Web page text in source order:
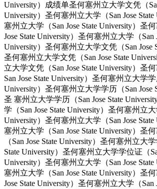
University）成绩单圣何塞州立大学文凭（
University）圣何塞州立大学（San Jose
塞州立大学（San Jose State University）圣
Jose State University）圣何塞州立大学（San
University）圣何塞州立大学文凭（San Jose
圣何塞州立大学文凭（San Jose State
立大学文凭（San Jose State University）圣
San Jose State University）圣何塞州立大学学
University）圣何塞州立大学学历（San Jose
圣 塞州立大学学历（San Jose State
学（San Jose State University）圣何塞州立大
University）圣何塞州立大学（San Jose
塞州立大学（San Jose State University）圣
（San Jose State University）圣何塞州立大
State University）圣何塞州立大学学位证（
University）圣何塞州立大学（San Jose
塞州立大学（San Jose State University）圣
Jose State University）圣何塞州立大学（San